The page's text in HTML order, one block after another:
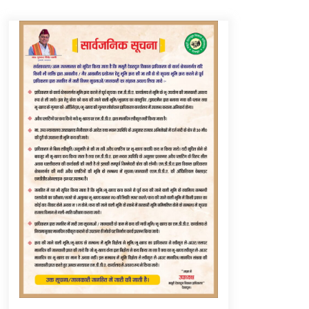
Thought Of The Day 6 September
September 6, 2023
Thought Of The Day 16 May
May 16, 2022
Thought Of The Day 12 May
May 12, 2022
Thought Of The Day 9 May
May 9, 2022